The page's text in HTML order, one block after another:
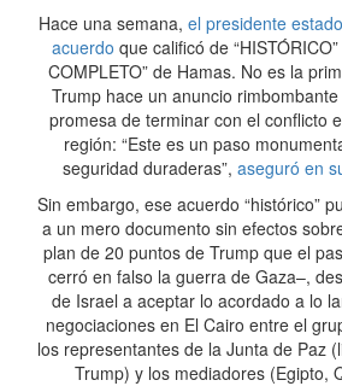
Hace una semana, el presidente
acuerdo que calificó de
COMPLETO” de Hamas. No es la
Trump hace un anuncio
promesa de terminar con el conflicto
región: “Este es un paso
seguridad duraderas”, aseguró en
Sin embargo, ese acuerdo “histórico”
a un mero documento sin efectos
plan de 20 puntos de Trump que el
cerró en falso la guerra de Gaza–,
de Israel a aceptar lo acordado a lo
negociaciones en El Cairo entre el
los representantes de la Junta de Paz
Trump) y los mediadores (Egipto,